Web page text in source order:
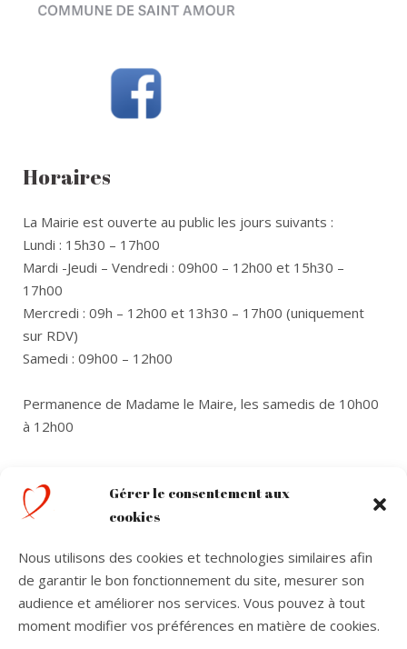
Gérer le consentement aux
cookies
Nous utilisons des cookies et technologies similaires afin
de garantir le bon fonctionnement du site, mesurer son
audience et améliorer nos services. Vous pouvez à tout
moment modifier vos préférences en matière de cookies.
Horaires
La Mairie est ouverte au public les jours suivants :
Lundi : 15h30 – 17h00
Mardi -Jeudi – Vendredi : 09h00 – 12h00 et 15h30 –
17h00
Mercredi : 09h – 12h00 et 13h30 – 17h00 (uniquement
sur RDV)
Samedi : 09h00 – 12h00
Permanence de Madame le Maire, les samedis de 10h00
à 12h00
1 Place d’Armes
03 84 44 02 00
accueil@saintamour39.fr